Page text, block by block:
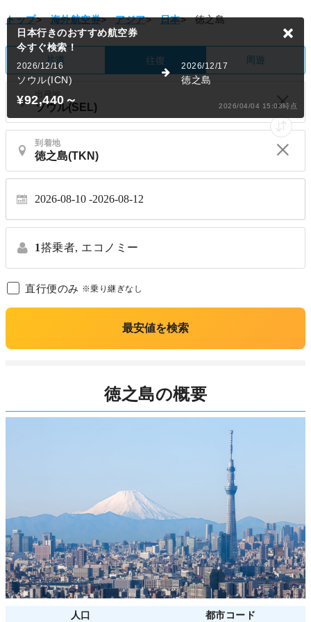
トップ> 海外航空券> アジア> 日本> 徳之島
片道 往復 周遊
出発地
到着地
2026-08-10 2026-08-12
1搭乗者, エコノミー
直行便のみ ※乗り継ぎなし
最安値を検索
日本行きのおすすめ航空券
今すぐ検索！
2026/12/16
ソウル(ICN)
2026/12/17
徳之島
¥92,440 ～ 2026/04/04 15:03時点
徳之島の概要
人口 都市コード